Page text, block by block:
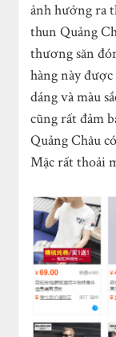
ảnh hưởng ra
thun Quảng
thương săn
hàng này
dáng và màu
cũng rất đảm
Quảng Châu
Mặc rất thoải